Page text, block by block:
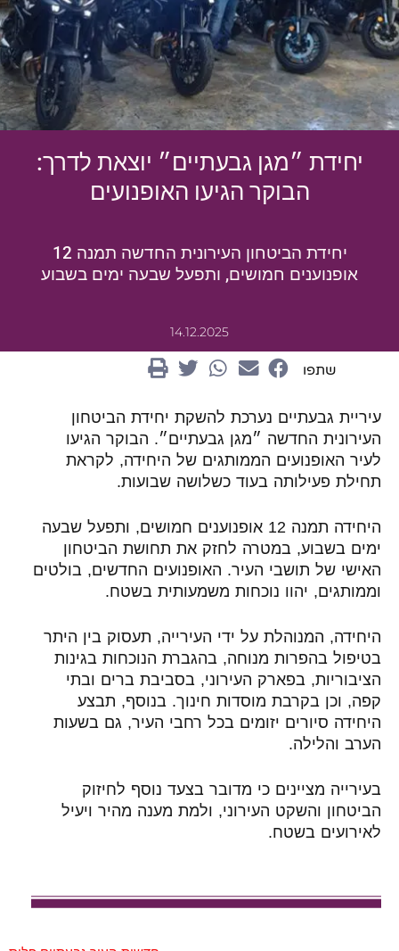
יחידת ״מגן גבעתיים״ יוצאת לדרך:
הבוקר הגיעו האופנועים
יחידת הביטחון העירונית החדשה תמנה 12
אופנוענים חמושים, ותפעל שבעה ימים בשבוע
14.12.2025
שתפו
עיריית גבעתיים נערכת להשקת יחידת הביטחון
העירונית החדשה ״מגן גבעתיים״. הבוקר הגיעו
לעיר האופנועים הממותגים של היחידה, לקראת
תחילת פעילותה בעוד כשלושה שבועות.
היחידה תמנה 12 אופנוענים חמושים, ותפעל שבעה
ימים בשבוע, במטרה לחזק את תחושת הביטחון
האישי של תושבי העיר. האופנועים החדשים, בולטים
וממותגים, יהוו נוכחות משמעותית בשטח.
היחידה, המנוהלת על ידי העירייה, תעסוק בין היתר
בטיפול בהפרות מנוחה, בהגברת הנוכחות בגינות
הציבוריות, בפארק העירוני, בסביבת ברים ובתי
קפה, וכן בקרבת מוסדות חינוך. בנוסף, תבצע
היחידה סיורים יזומים בכל רחבי העיר, גם בשעות
הערב והלילה.
בעירייה מציינים כי מדובר בצעד נוסף לחיזוק
הביטחון והשקט העירוני, ולמת מענה מהיר ויעיל
לאירועים בשטח.